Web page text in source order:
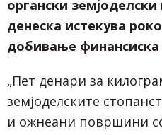
органски
денеска истекува
добивање
„Пет денари за
земјоделските
и ожнеани површини